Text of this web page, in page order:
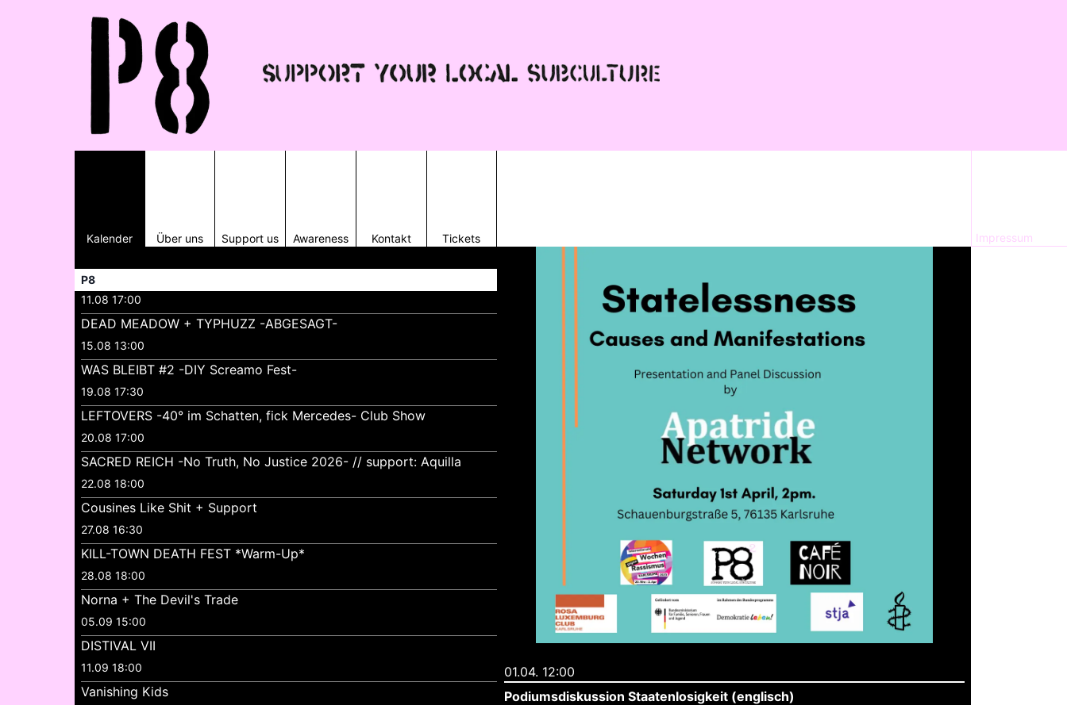
Kalender Über uns Support us Awareness Kontakt Tickets
P8
11.08 17:00
DEAD MEADOW + TYPHUZZ -ABGESAGT-
15.08 13:00
WAS BLEIBT #2 -DIY Screamo Fest-
19.08 17:30
LEFTOVERS -40° im Schatten, fick Mercedes- Club Show
20.08 17:00
SACRED REICH -No Truth, No Justice 2026- // support: Aquilla
22.08 18:00
Cousines Like Shit + Support
27.08 16:30
KILL-TOWN DEATH FEST *Warm-Up*
28.08 18:00
Norna + The Devil's Trade
05.09 15:00
DISTIVAL VII
11.09 18:00
Vanishing Kids
01.04. 12:00
Podiumsdiskussion Staatenlosigkeit (englisch)
Impressum